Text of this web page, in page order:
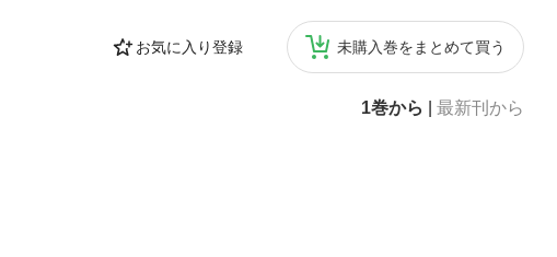
お気に入り登録 未購入巻をまとめて買う
1巻から 最新刊から